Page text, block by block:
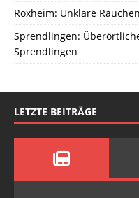
Roxheim: Unklare
Sprendlingen:
Sprendlingen
LETZTE BEITRÄGE